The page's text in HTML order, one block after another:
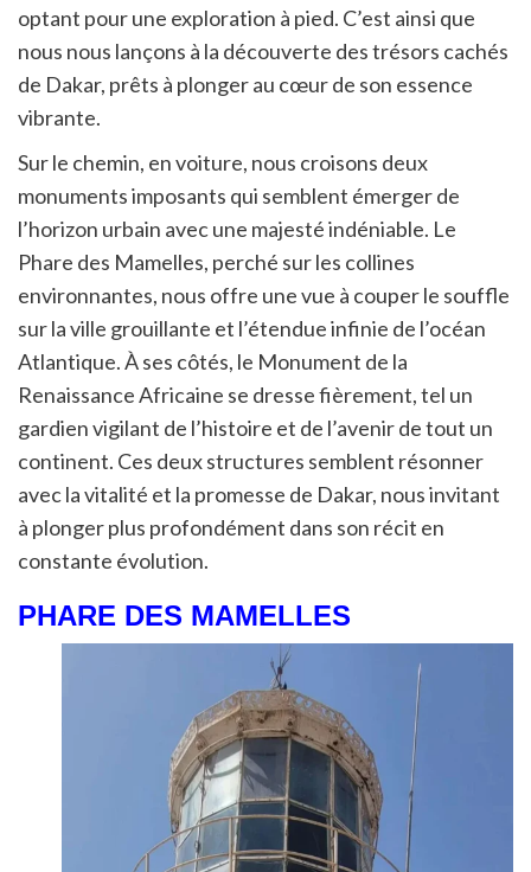
optant pour une exploration à pied. C’est ainsi que
nous nous lançons à la découverte des trésors cachés
de Dakar, prêts à plonger au cœur de son essence
vibrante.
Sur le chemin, en voiture, nous croisons deux
monuments imposants qui semblent émerger de
l’horizon urbain avec une majesté indéniable. Le
Phare des Mamelles, perché sur les collines
environnantes, nous offre une vue à couper le souffle
sur la ville grouillante et l’étendue infinie de l’océan
Atlantique. À ses côtés, le Monument de la
Renaissance Africaine se dresse fièrement, tel un
gardien vigilant de l’histoire et de l’avenir de tout un
continent. Ces deux structures semblent résonner
avec la vitalité et la promesse de Dakar, nous invitant
à plonger plus profondément dans son récit en
constante évolution.
PHARE DES MAMELLES